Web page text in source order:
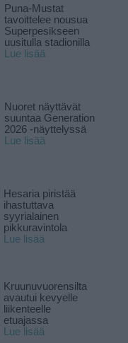
Puna-Mustat
tavoittelee nousua
Superpesikseen
uusitulla stadionilla
Lue lisää
Nuoret näyttävät
suuntaa Generation
2026 -näyttelyssä
Lue lisää
Hesaria piristää
ihastuttava
syyrialainen
pikkuravintola
Lue lisää
Kruunuvuorensilta
avautui kevyelle
liikenteelle
etuajassa
Lue lisää